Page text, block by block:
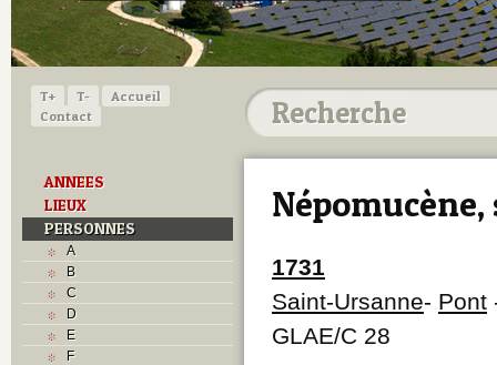
T+ T-
Accueil
Contact
ANNEES
LIEUX
PERSONNES
A
B
C
D
E
F
1731
Saint-Ursanne- Pont
GLAE/C 28